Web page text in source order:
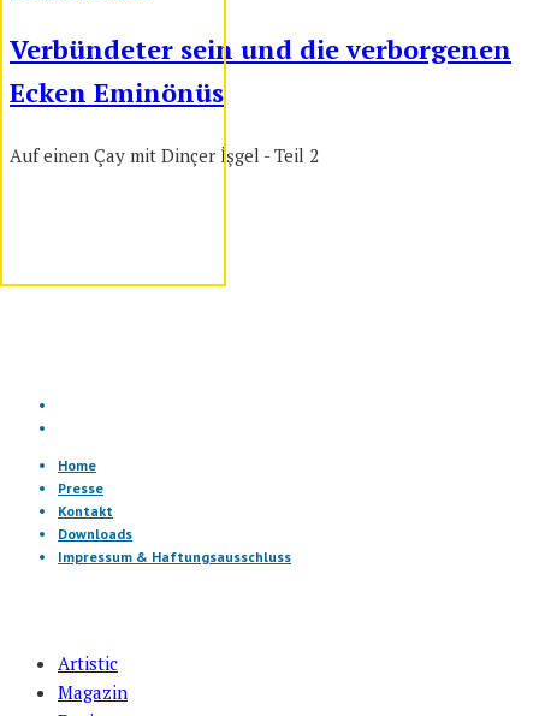
Verbündeter sein und die verborgenen
Ecken Eminönüs
Auf einen Çay mit Dinçer İşgel - Teil 2
Home
Presse
Kontakt
Downloads
Impressum & Haftungsausschluss
Artistic
Magazin